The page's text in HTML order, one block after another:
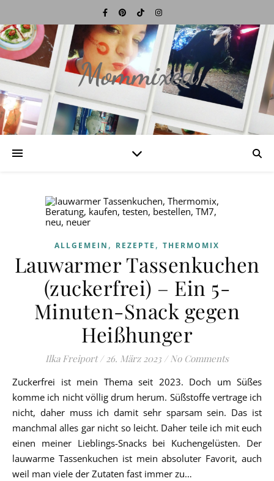
Mommixed
ALLGEMEIN , REZEPTE , THERMOMIX
Lauwarmer Tassenkuchen
(zuckerfrei) – Ein 5-
Minuten-Snack gegen
Heißhunger
Ilka Freiport / 26. März 2023 / No Comments
Zuckerfrei ist mein Thema seit 2023. Doch um Süßes
komme ich nicht völlig drum herum. Süßstoffe vertrage ich
nicht, daher muss ich damit sehr sparsam sein. Das ist
manchmal alles gar nicht so leicht. Daher teile ich mit euch
einen meiner Lieblings-Snacks bei Kuchengelüsten. Der
lauwarme Tassenkuchen ist mein absoluter Favorit, auch
weil man viele der Zutaten fast immer zu…